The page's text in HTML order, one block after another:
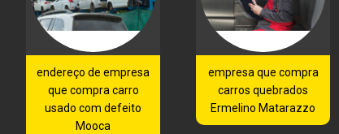
endereço de empresa
que compra carro
usado com defeito
Mooca
empresa que compra
carros quebrados
Ermelino Matarazzo